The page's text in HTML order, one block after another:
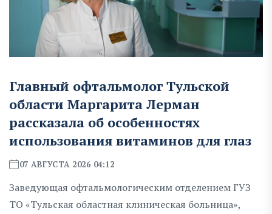
Главный офтальмолог Тульской
области Маргарита Лерман
рассказала об особенностях
использования витаминов для глаз
07 АВГУСТА 2026 04:12
Заведующая офтальмологическим отделением ГУЗ
ТО «Тульская областная клиническая больница»,